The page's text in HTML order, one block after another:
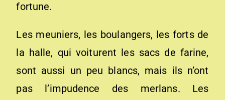
fortune.
Les meuniers, les boulangers, les forts de
la halle, qui voiturent les sacs de farine,
sont aussi un peu blancs, mais ils n’ont
pas l’impudence des merlans. Les